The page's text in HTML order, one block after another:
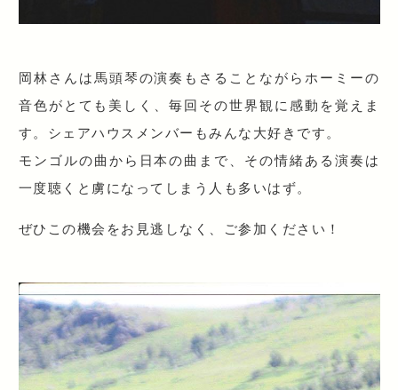
岡林さんは馬頭琴の演奏もさることながらホーミーの
音色がとても美しく、毎回その世界観に感動を覚えま
す。シェ アハウスメンバーもみんな大好きです。
モンゴルの曲から日本の曲まで、その情緒ある演奏は
一度聴くと虜になってしまう人も多いはず。
ぜひこの機会をお見逃しなく、ご参加ください！